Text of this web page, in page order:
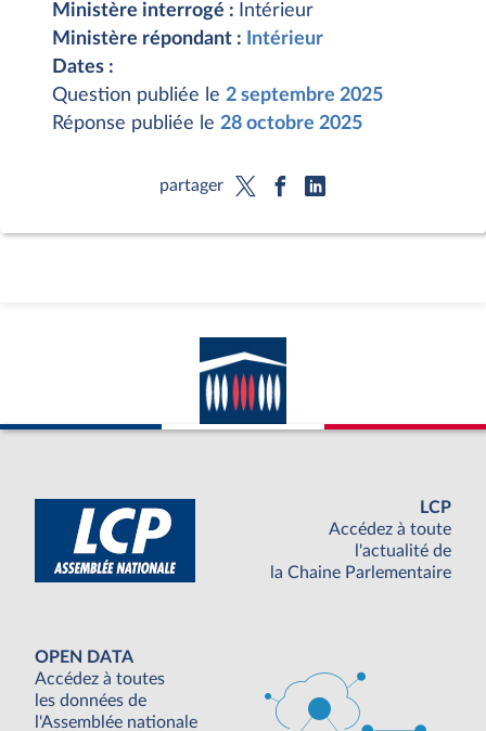
Ministère interrogé :
Intérieur
Ministère répondant :
Intérieur
Dates :
Question publiée le 2 septembre 2025
Réponse publiée le 28 octobre 2025
partager
LCP
Accédez à toute
l'actualité de
la Chaine Parlementaire
OPEN DATA
Accédez à toutes
les données de
l'Assemblée nationale